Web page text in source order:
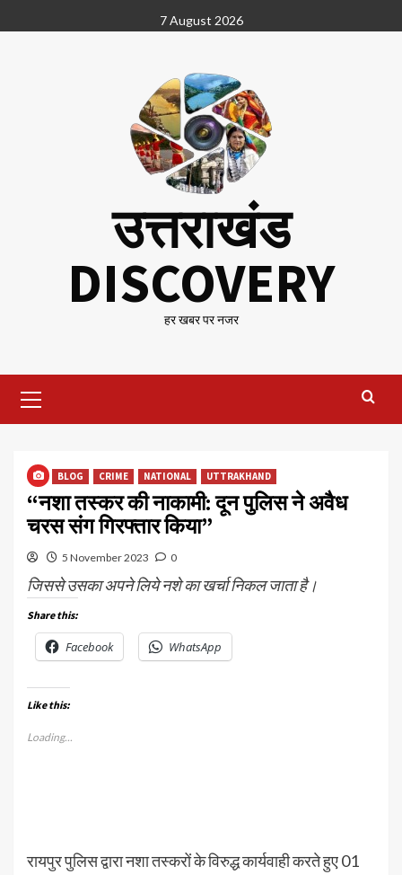
to
7 August 2026
उत्तराखंड
DISCOVERY
हर खबर पर नजर
Menu
BLOG CRIME NATIONAL UTTRAKHAND
“नशा तस्कर की नाकामी: दून पुलिस ने अवैध
चरस संग गिरफ्तार किया”
5 November 2023 0
जिससे उसका अपने लिये नशे का खर्चा निकल जाता है।
Share this:
Facebook WhatsApp
Like this:
Loading...
रायपुर पुलिस द्वारा नशा तस्करों के विरुद्ध कार्यवाही करते हुए 01